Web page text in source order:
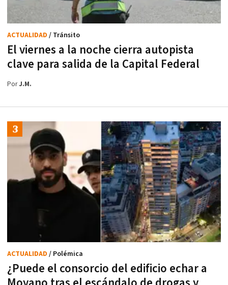
El viernes a la noche cierra autopista
clave para salida de la Capital Federal
ACTUALIDAD / Tránsito
PorJ.M.
¿Puede el consorcio del edificio echar a
ACTUALIDAD / Polémica